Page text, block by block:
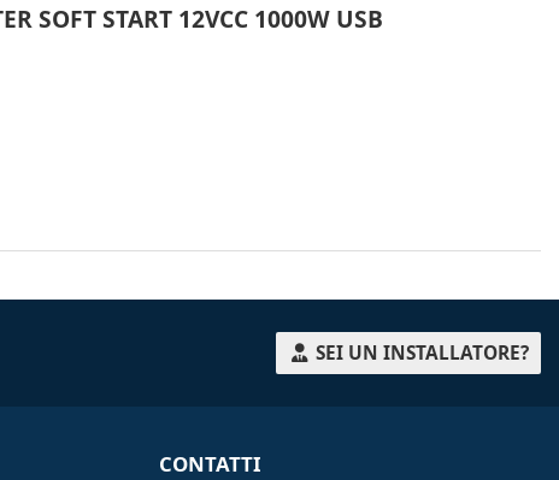
SOFT START 12VCC 1000W USB
SEI UN INSTALLATORE?
CONTATTI